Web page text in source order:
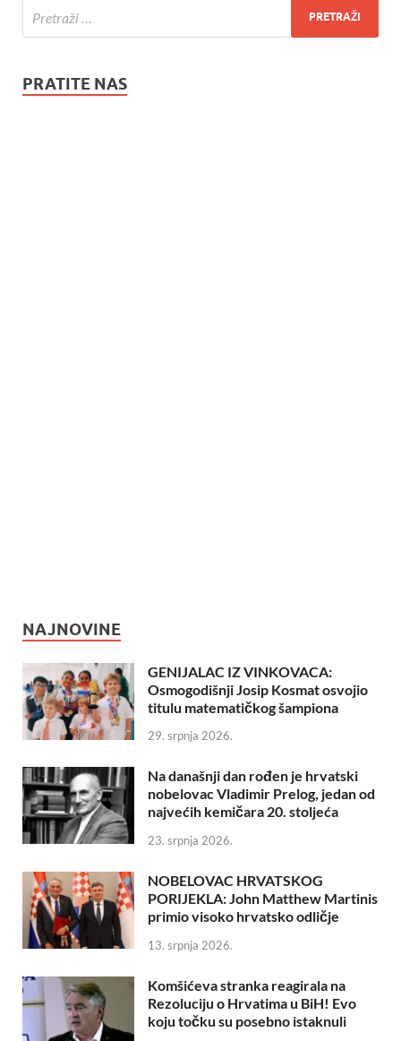
PRATITE NAS
NAJNOVINE
GENIJALAC IZ VINKOVACA:
Osmogodišnji Josip Kosmat osvojio
titulu matematičkog šampiona
29. srpnja 2026.
Na današnji dan rođen je hrvatski
nobelovac Vladimir Prelog, jedan od
najvećih kemičara 20. stoljeća
23. srpnja 2026.
NOBELOVAC HRVATSKOG
PORIJEKLA: John Matthew Martinis
primio visoko hrvatsko odličje
13. srpnja 2026.
Komšićeva stranka reagirala na
Rezoluciju o Hrvatima u BiH! Evo
koju točku su posebno istaknuli